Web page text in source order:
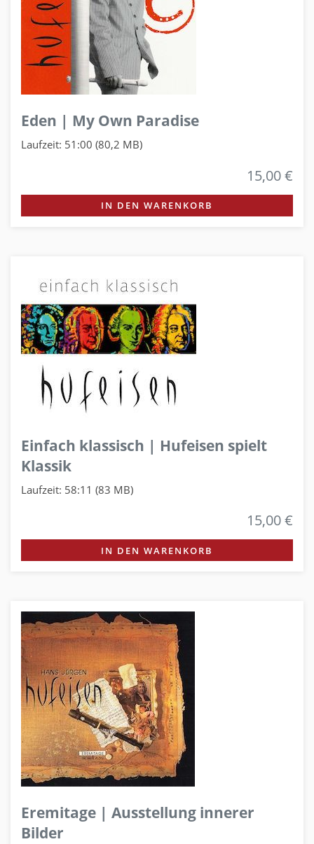
Eden | My Own Paradise
Laufzeit: 51:00 (80,2 MB)
15,00 €
IN DEN WARENKORB
Einfach klassisch | Hufeisen spielt
Klassik
Laufzeit: 58:11 (83 MB)
15,00 €
IN DEN WARENKORB
Eremitage | Ausstellung innerer
Bilder